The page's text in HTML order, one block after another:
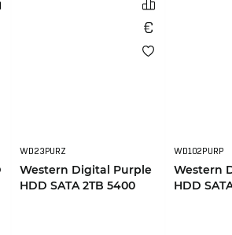
WD23PURZ
Western Digital Purple
HDD SATA 2TB 5400
WD102PURP
Western
HDD